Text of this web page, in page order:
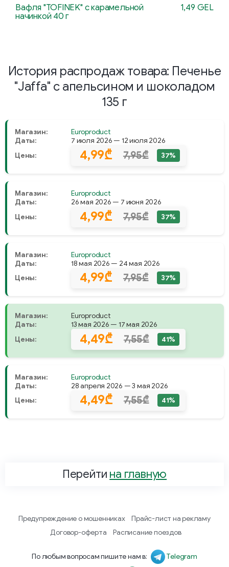
Вафля "TOFINEK" с карамельной
начинкой 40 г
1,49 GEL
История распродаж товара: Печенье
"Jaffa" с апельсином и шоколадом
135 г
Магазин:
Europroduct
Даты:
7 июля 2026 — 12 июля 2026
Цены:
4,99₾ 7,95₾ 37%
Магазин:
Europroduct
Даты:
26 мая 2026 — 7 июня 2026
Цены:
4,99₾ 7,95₾ 37%
Магазин:
Europroduct
Даты:
18 мая 2026 — 24 мая 2026
Цены:
4,99₾ 7,95₾ 37%
Магазин:
Europroduct
Даты:
13 мая 2026 — 17 мая 2026
Цены:
4,49₾ 7,55₾ 41%
Магазин:
Europroduct
Даты:
28 апреля 2026 — 3 мая 2026
Цены:
4,49₾ 7,55₾ 41%
Перейти на главную
Предупреждение о мошенниках
Прайс-лист на рекламу
Договор-оферта
Расписание поездов
По любым вопросам пишите нам в: Telegram